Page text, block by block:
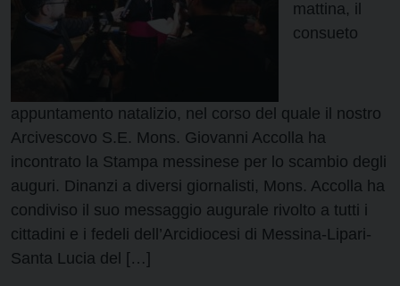
mattina, il
consueto
appuntamento natalizio, nel corso del quale il nostro
Arcivescovo S.E. Mons. Giovanni Accolla ha
incontrato la Stampa messinese per lo scambio degli
auguri. Dinanzi a diversi giornalisti, Mons. Accolla ha
condiviso il suo messaggio augurale rivolto a tutti i
cittadini e i fedeli dell’Arcidiocesi di Messina-Lipari-
Santa Lucia del […]